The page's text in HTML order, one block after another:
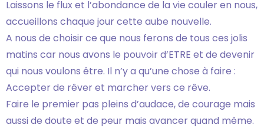
Laissons le flux et l’abondance de la vie couler en nous,
accueillons chaque jour cette aube nouvelle.
A nous de choisir ce que nous ferons de tous ces jolis
matins car nous avons le pouvoir d’ETRE et de devenir
qui nous voulons être. Il n’y a qu’une chose à faire :
Accepter de rêver et marcher vers ce rêve.
Faire le premier pas pleins d’audace, de courage mais
aussi de doute et de peur mais avancer quand même.